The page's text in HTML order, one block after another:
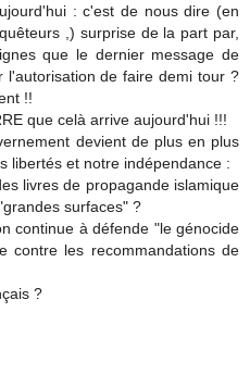
: c'est de nous dire (en
,) surprise de la part par,
que le dernier message de
l'autorisation de faire demi tour ?
!!
que celà arrive aujourd'hui !!!
devient de plus en plus
libertés et notre indépendance :
livres de propagande islamique
surfaces" ?
continue à défende "le génocide
contre les recommandations de
?